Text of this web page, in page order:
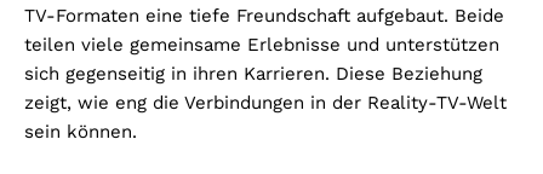
TV-Formaten eine tiefe Freundschaft aufgebaut. Beide
teilen viele gemeinsame Erlebnisse und unterstützen
sich gegenseitig in ihren Karrieren. Diese Beziehung
zeigt, wie eng die Verbindungen in der Reality-TV-Welt
sein können.